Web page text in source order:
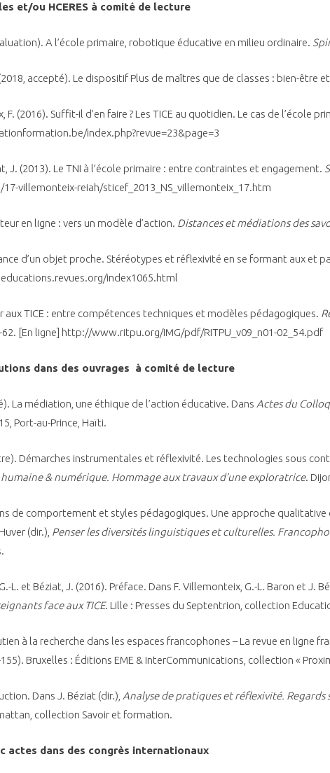
et/ou HCERES à comité de lecture
A l’école primaire, robotique éducative en milieu ordinaire.
accepté). Le dispositif Plus de maîtres que de classes : bien-être
(2016). Suffit-il d’en faire ? Les TICE au quotidien. Le cas de l’école
index.php?revue=23&page=3
J. (2013). Le TNI à l’école primaire : entre contraintes et engagement.
villemonteix-reiah/sticef_2013_NS_villemonteix_17.htm
en ligne : vers un modèle d’action. Distances et médiations des
d’un objet proche. Stéréotypes et réflexivité en se formant aux et
index1065.html
aux TICE : entre compétences techniques et modèles pédagogiques.
62. [En ligne] http://www.ritpu.org/IMG/pdf/RITPU_v09_n01-02_54.pdf
dans des ouvrages à comité de lecture
La médiation, une éthique de l’action éducative. Dans Actes du
Port-au-Prince, Haïti.
Démarches instrumentales et réflexivité. Les technologies sous
& numérique. Hommage aux travaux d’une exploratrice.
de comportement et styles pédagogiques. Une approche qualitative
(dir.), Penser les diversités linguistiques et culturelles.
L. et Béziat, J. (2016). Préface. Dans F. Villemonteix, G.-L. Baron et J.
face aux TICE. Lille : Presses du Septentrion, collection
à la recherche dans les espaces francophones – La revue en ligne
Bruxelles : Éditions EME & InterCommunications, collection «
Dans J. Béziat (dir.), Analyse de pratiques et réflexivité.
collection Savoir et formation.
actes dans des congrès internationaux